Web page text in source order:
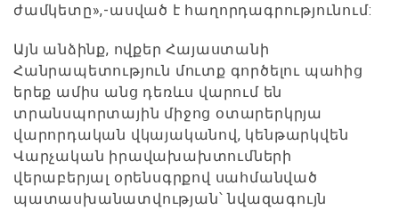
ժամկետը»,-ասված է հաղորդագրությունում:
Այն անձինք, ովքեր Հայաստանի
Հանրապետություն մուտք գործելու պահից
երեք ամիս անց դեռևս վարում են
տրանսպորտային միջոց օտարերկրյա
վարորդական վկայականով, կենթարկվեն
Վարչական իրավախախտումների
վերաբերյալ օրենսգրքով սահմանված
պատասխանատվության՝ նվազագույն